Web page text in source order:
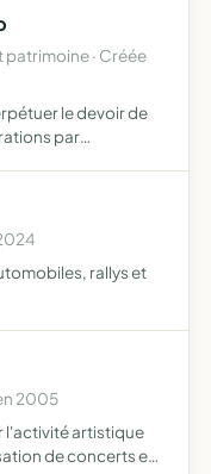
patrimoine · Créée
le devoir de
par
rallys et
2005
l'activité artistique
de concerts et